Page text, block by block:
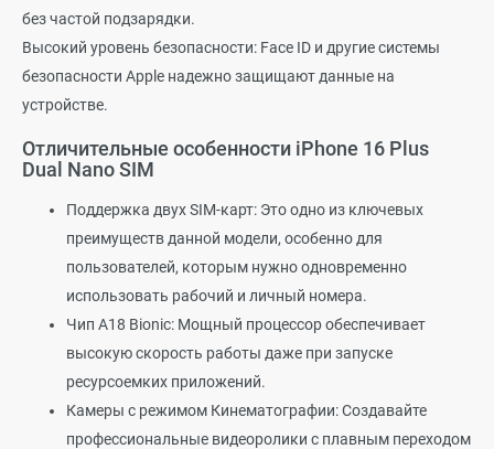
без частой подзарядки.
Высокий уровень безопасности: Face ID и другие системы
безопасности Apple надежно защищают данные на
устройстве.
Отличительные особенности iPhone 16 Plus
Dual Nano SIM
Поддержка двух SIM-карт: Это одно из ключевых
преимуществ данной модели, особенно для
пользователей, которым нужно одновременно
использовать рабочий и личный номера.
Чип A18 Bionic: Мощный процессор обеспечивает
высокую скорость работы даже при запуске
ресурсоемких приложений.
Камеры с режимом Кинематографии: Создавайте
профессиональные видеоролики с плавным переходом